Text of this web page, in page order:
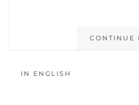
CONTINUE
IN ENGLISH